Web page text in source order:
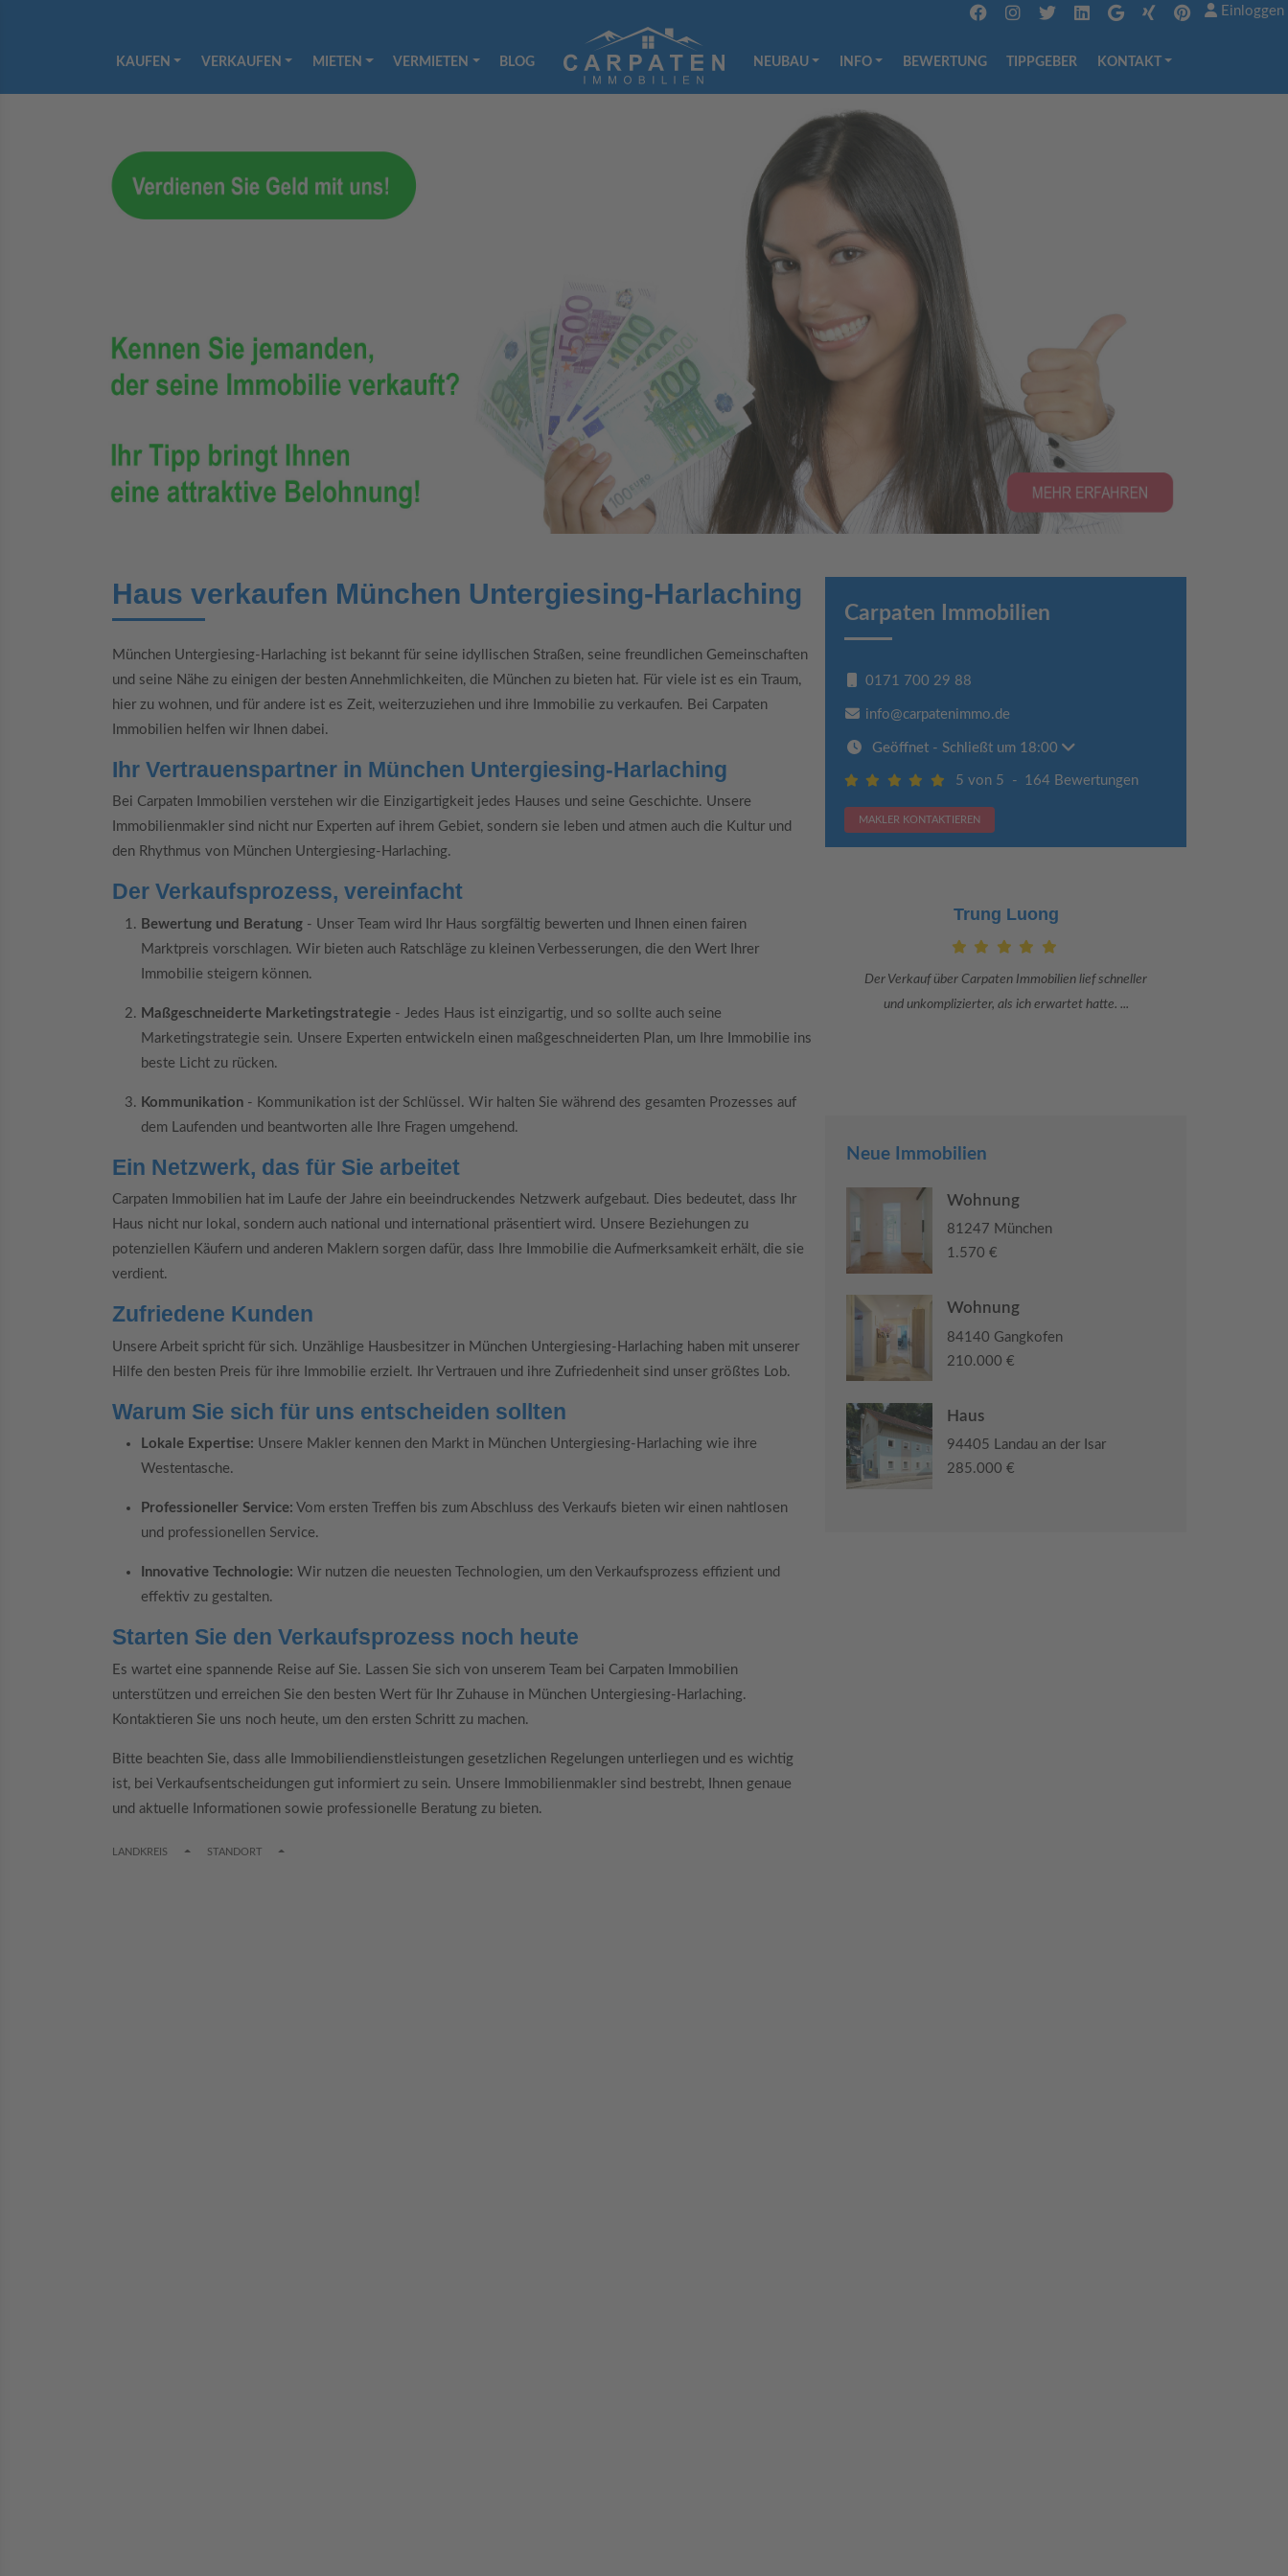
Einloggen
KAUFEN VERKAUFEN MIETEN VERMIETEN BLOG NEUBAU INFO BEWERTUNG TIPPGEBER KONTAKT
Haus verkaufen München Untergiesing-Harlaching
München Untergiesing-Harlaching ist bekannt für seine idyllischen Straßen, seine freundlichen Gemeinschaften
und seine Nähe zu einigen der besten Annehmlichkeiten, die München zu bieten hat. Für viele ist es ein Traum,
hier zu wohnen, und für andere ist es Zeit, weiterzuziehen und ihre Immobilie zu verkaufen. Bei Carpaten
Immobilien helfen wir Ihnen dabei.
Ihr Vertrauenspartner in München Untergiesing-Harlaching
Bei Carpaten Immobilien verstehen wir die Einzigartigkeit jedes Hauses und seine Geschichte. Unsere
Immobilienmakler sind nicht nur Experten auf ihrem Gebiet, sondern sie leben und atmen auch die Kultur und
den Rhythmus von München Untergiesing-Harlaching.
Der Verkaufsprozess, vereinfacht
Bewertung und Beratung - Unser Team wird Ihr Haus sorgfältig bewerten und Ihnen einen fairen
Marktpreis vorschlagen. Wir bieten auch Ratschläge zu kleinen Verbesserungen, die den Wert Ihrer
Immobilie steigern können.
Maßgeschneiderte Marketingstrategie - Jedes Haus ist einzigartig, und so sollte auch seine
Marketingstrategie sein. Unsere Experten entwickeln einen maßgeschneiderten Plan, um Ihre Immobilie ins
beste Licht zu rücken.
Kommunikation - Kommunikation ist der Schlüssel. Wir halten Sie während des gesamten Prozesses auf
dem Laufenden und beantworten alle Ihre Fragen umgehend.
Ein Netzwerk, das für Sie arbeitet
Carpaten Immobilien hat im Laufe der Jahre ein beeindruckendes Netzwerk aufgebaut. Dies bedeutet, dass Ihr
Haus nicht nur lokal, sondern auch national und international präsentiert wird. Unsere Beziehungen zu
potenziellen Käufern und anderen Maklern sorgen dafür, dass Ihre Immobilie die Aufmerksamkeit erhält, die sie
verdient.
Zufriedene Kunden
Unsere Arbeit spricht für sich. Unzählige Hausbesitzer in München Untergiesing-Harlaching haben mit unserer
Hilfe den besten Preis für ihre Immobilie erzielt. Ihr Vertrauen und ihre Zufriedenheit sind unser größtes Lob.
Warum Sie sich für uns entscheiden sollten
Lokale Expertise: Unsere Makler kennen den Markt in München Untergiesing-Harlaching wie ihre
Westentasche.
Professioneller Service: Vom ersten Treffen bis zum Abschluss des Verkaufs bieten wir einen nahtlosen
und professionellen Service.
Innovative Technologie: Wir nutzen die neuesten Technologien, um den Verkaufsprozess effizient und
effektiv zu gestalten.
Starten Sie den Verkaufsprozess noch heute
Es wartet eine spannende Reise auf Sie. Lassen Sie sich von unserem Team bei Carpaten Immobilien
unterstützen und erreichen Sie den besten Wert für Ihr Zuhause in München Untergiesing-Harlaching.
Kontaktieren Sie uns noch heute, um den ersten Schritt zu machen.
Bitte beachten Sie, dass alle Immobiliendienstleistungen gesetzlichen Regelungen unterliegen und es wichtig
ist, bei Verkaufsentscheidungen gut informiert zu sein. Unsere Immobilienmakler sind bestrebt, Ihnen genaue
und aktuelle Informationen sowie professionelle Beratung zu bieten.
LANDKREIS TOGGLE DROPDOWN
STANDORT TOGGLE DROPDOWN
Carpaten Immobilien
0171 700 29 88
info@carpatenimmo.de
Geöffnet - Schließt um 18:00
5 von 5 - 164 Bewertungen
MAKLER KONTAKTIEREN
Claudia Bergrath
Danke an Carpaten Immobilien und besonders an Frau
Adriana Sarca. Sie war viele Monate mehr als ...
Neue Immobilien
Wohnung
81247 München
1.570 €
Wohnung
84140 Gangkofen
210.000 €
Haus
94405 Landau an der Isar
285.000 €